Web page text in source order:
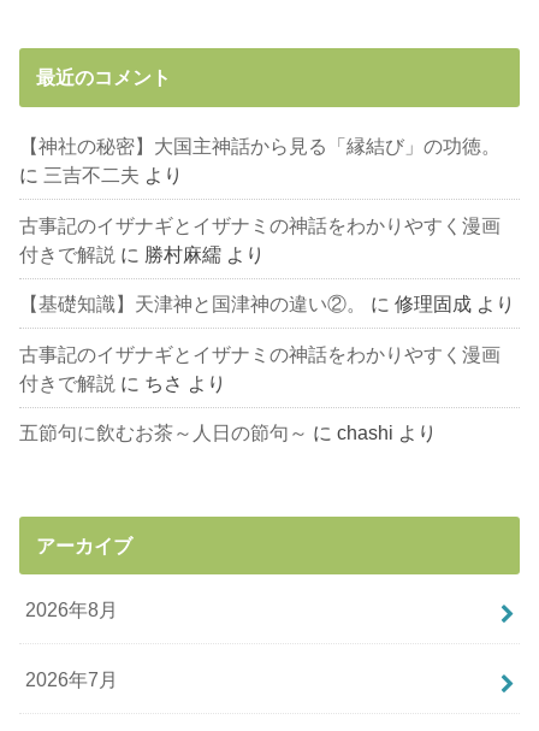
最近のコメント
【神社の秘密】大国主神話から見る「縁結び」の功徳。
に 三吉不二夫 より
古事記のイザナギとイザナミの神話をわかりやすく漫画
付きで解説 に 勝村麻繻 より
【基礎知識】天津神と国津神の違い②。 に修理固成 より
古事記のイザナギとイザナミの神話をわかりやすく漫画
付きで解説 に ちさ より
五節句に飲むお茶～人日の節句～ にchashi より
アーカイブ
2026年8月
2026年7月